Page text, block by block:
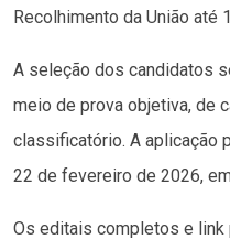
Recolhimento da União até
A seleção dos candidatos
meio de prova objetiva, de
classificatório. A aplicação
22 de fevereiro de 2026,
Os editais completos e link